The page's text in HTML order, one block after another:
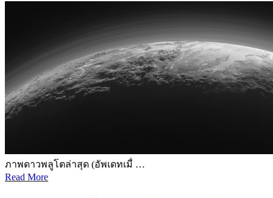
ภาพดาวพลูโตล่าสุด (อัพเดทเมื่ …
Read More